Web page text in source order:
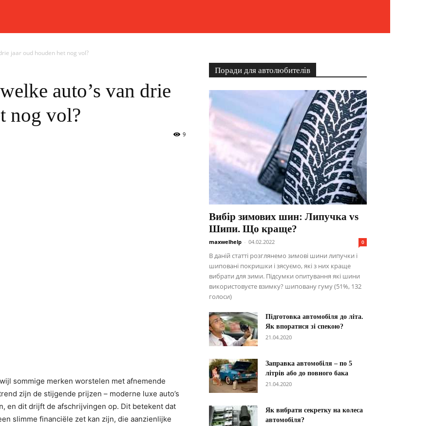
jaar oud houden het nog vol?
auto’s van drie
nog vol?
9
sommige merken worstelen met afnemende
zijn de stijgende prijzen – moderne luxe auto’s
en dit drijft de afschrijvingen op. Dit betekent dat
slimme financiële zet kan zijn, die aanzienlijke
Поради для автолюбителів
Вибір зимових шин: Липучка vs
Шипи. Що краще?
maxwelhelp - 04.02.2022 0
В даній статті розглянемо зимові шини липучки і
шиповані покришки і зясуємо, які з них краще
вибрати для зими. Підсумки опитування які шини
використовуєте взимку? шиповану гуму (51%, 132
голоси)
Підготовка автомобіля до літа.
Як впоратися зі спекою?
21.04.2020
Заправка автомобіля – по 5
літрів або до повного бака
21.04.2020
Як вибрати секретку на колеса
автомобіля?